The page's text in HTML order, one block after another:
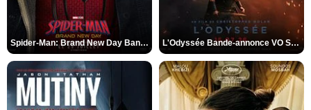
Spider-Man: Brand New Day Bande-annonce VO STFR L'Odyssée Bande-annonce VO STFR